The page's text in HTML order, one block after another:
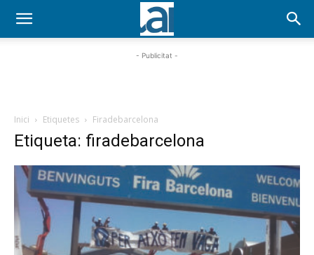
- Publicitat -
Inici Etiquetes Firadebarcelona
Etiqueta: firadebarcelona